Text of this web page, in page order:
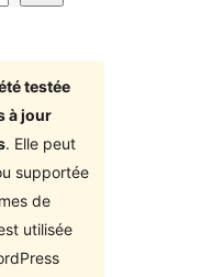
testée
à jour
. Elle peut
supportée
de
utilisée